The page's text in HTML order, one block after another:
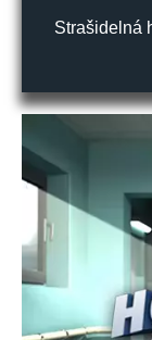
Strašidelná